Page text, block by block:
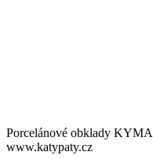
Porcelánové obklady
www.katypaty.cz